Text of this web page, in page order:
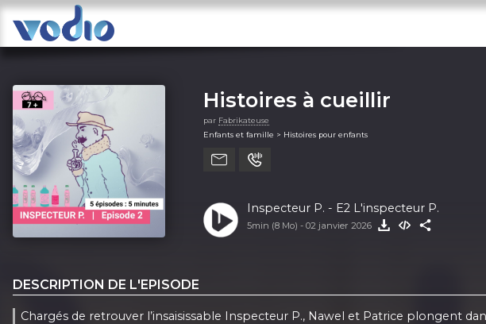
Histoires à cueillir
par Fabrikateuse
Enfants et famille > Histoires pour enfants
Inspecteur P. - E2 L'inspecteur P.
5min (8 Mo) - 02 janvier 2026
DESCRIPTION DE L'EPISODE
Chargés de retrouver l’insaisissable Inspecteur P., Nawel et Patrice plongent